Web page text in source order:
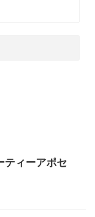
ティーアポセ